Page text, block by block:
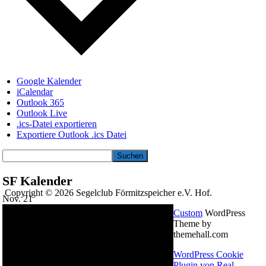
Google Kalender
iCalendar
Outlook 365
Outlook Live
.ics-Datei exportieren
Exportiere Outlook .ics Datei
Suchen
SF Kalender
Nov.21
Copyright © 2026 Segelclub Förmitzspeicher e.V. Hof.
CustomWordPress
Theme by
themehall.com
WordPress Cookie